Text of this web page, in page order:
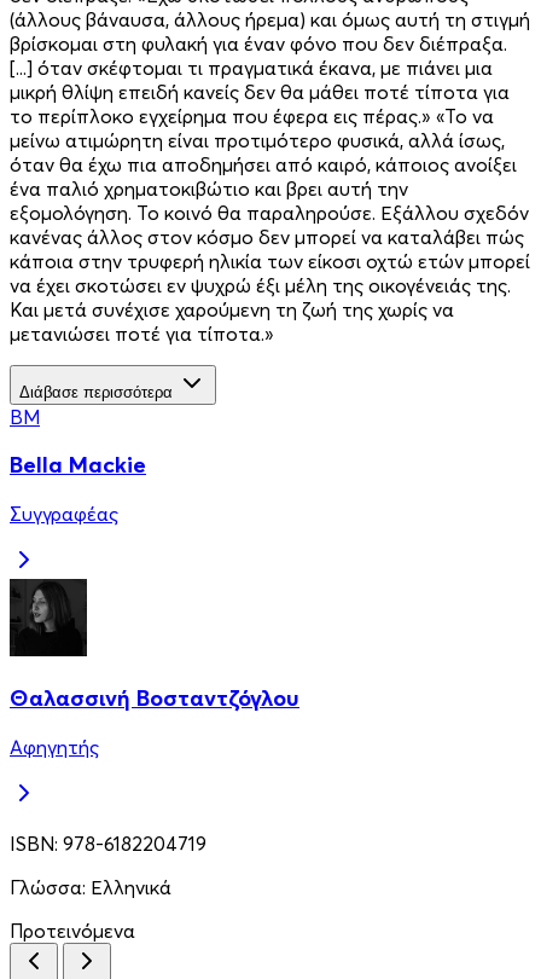
(άλλους βάναυσα, άλλους ήρεμα) και όμως αυτή τη στιγμή
βρίσκομαι στη φυλακή για έναν φόνο που δεν διέπραξα.
[...] όταν σκέφτομαι τι πραγματικά έκανα, με πιάνει μια
μικρή θλίψη επειδή κανείς δεν θα μάθει ποτέ τίποτα για
το περίπλοκο εγχείρημα που έφερα εις πέρας.» «Το να
μείνω ατιμώρητη είναι προτιμότερο φυσικά, αλλά ίσως,
όταν θα έχω πια αποδημήσει από καιρό, κάποιος ανοίξει
ένα παλιό χρηματοκιβώτιο και βρει αυτή την
εξομολόγηση. Το κοινό θα παραληρούσε. Εξάλλου σχεδόν
κανένας άλλος στον κόσμο δεν μπορεί να καταλάβει πώς
κάποια στην τρυφερή ηλικία των είκοσι οχτώ ετών μπορεί
να έχει σκοτώσει εν ψυχρώ έξι μέλη της οικογένειάς της.
Και μετά συνέχισε χαρούμενη τη ζωή της χωρίς να
μετανιώσει ποτέ για τίποτα.»
Διάβασε περισσότερα
BM
Bella Mackie
Συγγραφέας
Θαλασσινή Βοσταντζόγλου
Αφηγητής
ISBN: 978-6182204719
Γλώσσα: Ελληνικά
Προτεινόμενα